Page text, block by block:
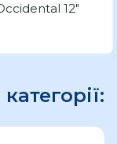
12"